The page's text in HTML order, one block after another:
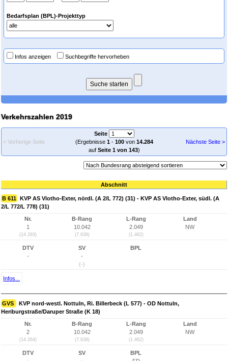
Bedarfsplan (BPL)-Projekttyp
Infos anzeigen Suchbegriffe hervorheben
Verkehrszahlen 2019
< Vorherige Seite
Seite
(Ergebnisse 1- 100von 14.284
auf Seite 1 von 143)
Nächste Seite >
Abschnitt
B 611 KVP AS Vlotho-Exter, nördl. (A 2/L 772) (31) - KVP AS Vlotho-Exter, südl. (A
2/L 772/L 778) (31)
Nr.
1
(14.293)
B-Rang
10.042
(7.638)
L-Rang
2.049
(1.462)
Land
NW
DTV
-
SV
-
(-)
BPL
Infos...
GVS
KVP nord-westl. Nottuln, Ri. Billerbeck (L 577) - OD Nottuln,
Heriburgstraße/Daruper Straße (K 18)
Nr.
2
(14.264)
B-Rang
10.042
(7.638)
L-Rang
2.049
(1.462)
Land
NW
DTV
SV
BPL